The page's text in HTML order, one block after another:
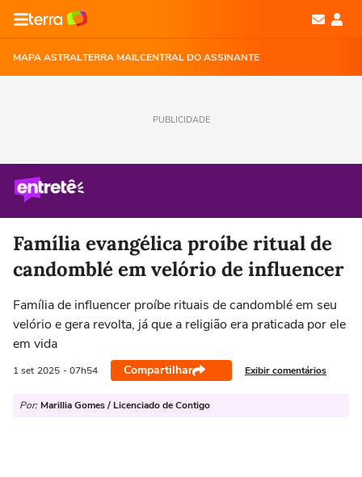
MAPA ASTRALTERRA MAILCENTRAL DO ASSINANTE
PUBLICIDADE
Família evangélica proíbe ritual de
candomblé em velório de influencer
Família de influencer proíbe rituais de candomblé em seu
velório e gera revolta, já que a religião era praticada por ele
em vida
1 set 2025 - 07h54 Compartilhar Exibir comentários
Por: Marillia Gomes / Licenciado de Contigo